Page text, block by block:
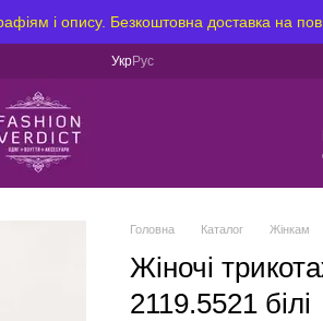
і опису. Безкоштовна доставка на
УкрРус
Головна Каталог Жінкам
Жіночі
2119.5521 білі